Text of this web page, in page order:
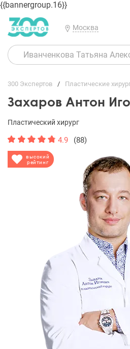
{{bannergroup.16}}
Москва
300 Экспертов Пластические
Захаров Антон
высокий
рейтинг
Пластический хирург
4.9 (88)
ГЛАВНАЯ ОТЗЫВЫ